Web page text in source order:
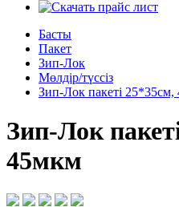
Басты
Пакет
Зип-Лок
Мөлдір/түссіз
Зип-Лок пакеті
Зип-Лок
45мкм